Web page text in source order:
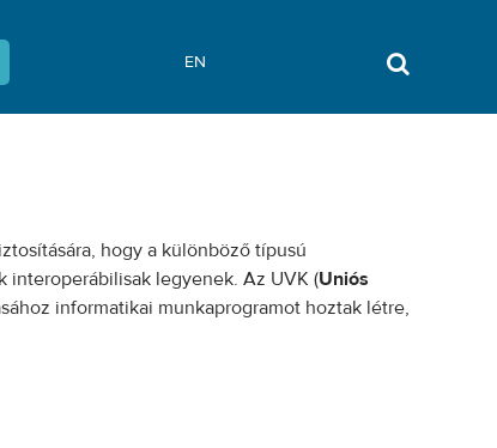
EN
hogy a különböző típusú
interoperábilisak legyenek. Az UVK (Uniós
informatikai munkaprogramot hoztak létre,